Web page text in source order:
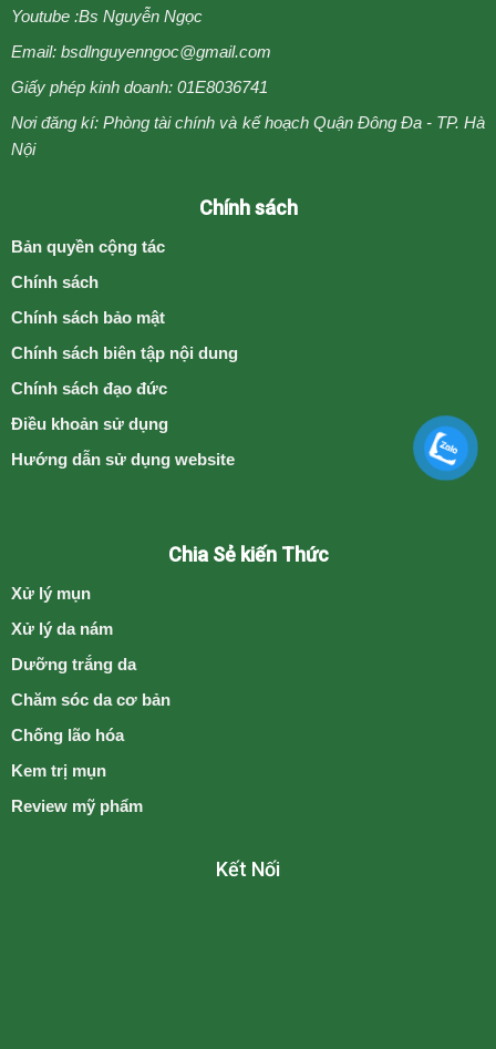
Youtube :Bs Nguyễn Ngọc
Email: bsdlnguyenngoc@gmail.com
Giấy phép kinh doanh: 01E8036741
Nơi đăng kí: Phòng tài chính và kế hoạch Quận Đông Đa - TP. Hà
Nội
Chính sách
Bản quyền cộng tác
Chính sách
Chính sách bảo mật
Chính sách biên tập nội dung
Chính sách đạo đức
Điều khoản sử dụng
Hướng dẫn sử dụng website
Chia Sẻ kiến Thức
Xử lý mụn
Xử lý da nám
Dưỡng trắng da
Chăm sóc da cơ bản
Chống lão hóa
Kem trị mụn
Review mỹ phẩm
Kết Nối